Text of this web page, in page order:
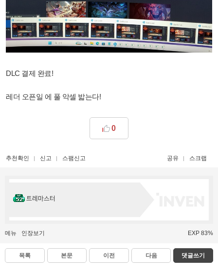
DLC 결제 완료!
레더 오픈일 에 풀 악셀 밟는다!
0
추천확인 신고 스팸신고 공유 스크랩
트레마스터
메뉴 인장보기 EXP 83%
목록 본문 이전 다음 댓글쓰기